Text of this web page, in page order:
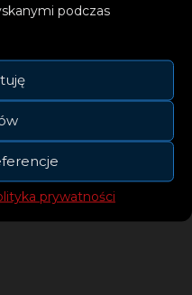
podczas
prywatności